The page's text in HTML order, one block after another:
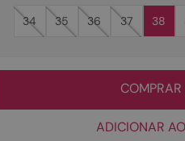
34
35 36 37 38
ADICIONAR